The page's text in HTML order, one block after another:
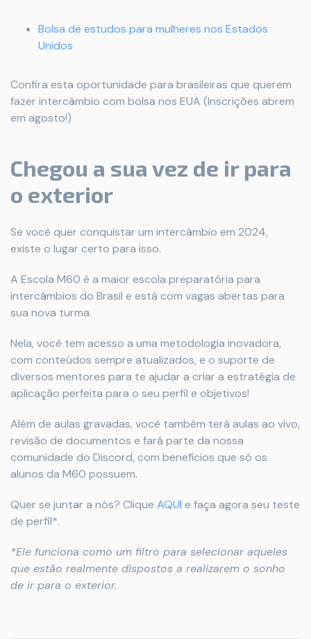
Bolsa de estudos para mulheres nos Estados
Unidos
Confira esta oportunidade para brasileiras que querem
fazer intercâmbio com bolsa nos EUA (Inscrições abrem
em agosto!)
Chegou a sua vez de ir para
o exterior
Se você quer conquistar um intercâmbio em 2024,
existe o lugar certo para isso.
A Escola M60 é a maior escola preparatória para
intercâmbios do Brasil e está com vagas abertas para
sua nova turma.
Nela, você tem acesso a uma metodologia inovadora,
com conteúdos sempre atualizados, e o suporte de
diversos mentores para te ajudar a criar a estratégia de
aplicação perfeita para o seu perfil e objetivos!
Além de aulas gravadas, você também terá aulas ao vivo,
revisão de documentos e fará parte da nossa
comunidade do Discord, com benefícios que só os
alunos da M60 possuem.
Quer se juntar a nós? Clique AQUI e faça agora seu teste
de perfil*.
*Ele funciona como um filtro para selecionar aqueles
que estão realmente dispostos a realizarem o sonho
de ir para o exterior.